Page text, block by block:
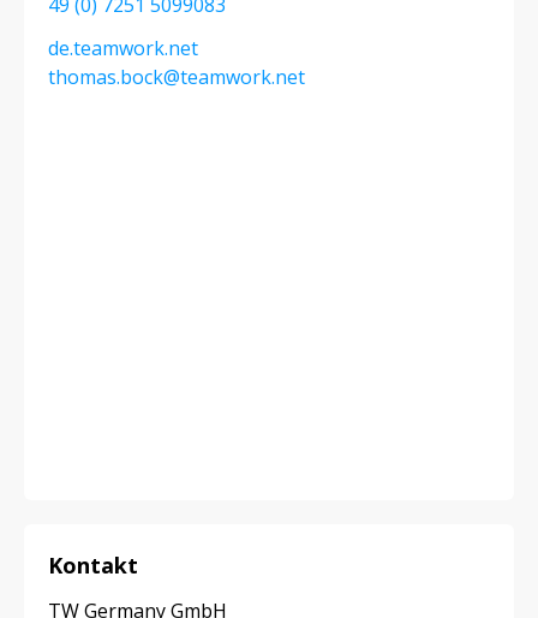
de.teamwork.net
thomas.bock@teamwork.net
Kontakt
TW Germany GmbH